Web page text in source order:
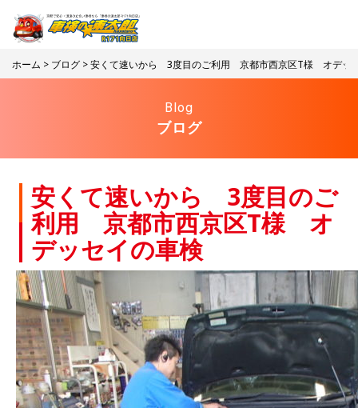
ホーム > ブログ > 安くて速いから 3度目のご利用 京都市西京区T様 オデッ
Blog
ブログ
安くて速いから 3度目のご
利用 京都市西京区T様 オ
デッセイの車検